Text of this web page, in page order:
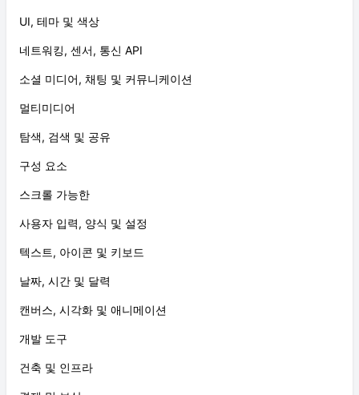
UI, 테마 및 색상
네트워킹, 센서, 통신 API
소셜 미디어, 채팅 및 커뮤니케이션
멀티미디어
탐색, 검색 및 공유
구성 요소
스크롤 가능한
사용자 입력, 양식 및 설정
텍스트, 아이콘 및 키보드
날짜, 시간 및 달력
캔버스, 시각화 및 애니메이션
개발 도구
건축 및 인프라